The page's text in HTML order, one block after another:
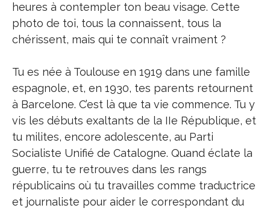
heures à contempler ton beau visage. Cette
photo de toi, tous la connaissent, tous la
chérissent, mais qui te connaît vraiment ?
Tu es née à Toulouse en 1919 dans une famille
espagnole, et, en 1930, tes parents retournent
à Barcelone. C’est là que ta vie commence. Tu y
vis les débuts exaltants de la IIe République, et
tu milites, encore adolescente, au Parti
Socialiste Unifié de Catalogne. Quand éclate la
guerre, tu te retrouves dans les rangs
républicains où tu travailles comme traductrice
et journaliste pour aider le correspondant du